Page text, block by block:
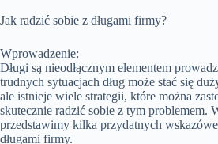
Jak radzić sobie z długami firmy?
Wprowadzenie:
Długi są nieodłącznym elementem
trudnych sytuacjach dług może stać się
ale istnieje wiele strategii, które można
skutecznie radzić sobie z tym problemem.
przedstawimy kilka przydatnych
długami firmy.